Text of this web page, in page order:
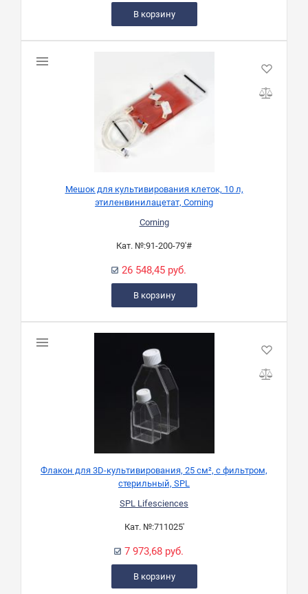
В корзину
Мешок для культивирования клеток, 10 л,
этиленвинилацетат, Corning
Corning
Кат. №:91-200-79'#
26 548,45 руб.
В корзину
Флакон для 3D-культивирования, 25 см², c фильтром,
стерильный, SPL
SPL Lifesciences
Кат. №:711025'
7 973,68 руб.
В корзину